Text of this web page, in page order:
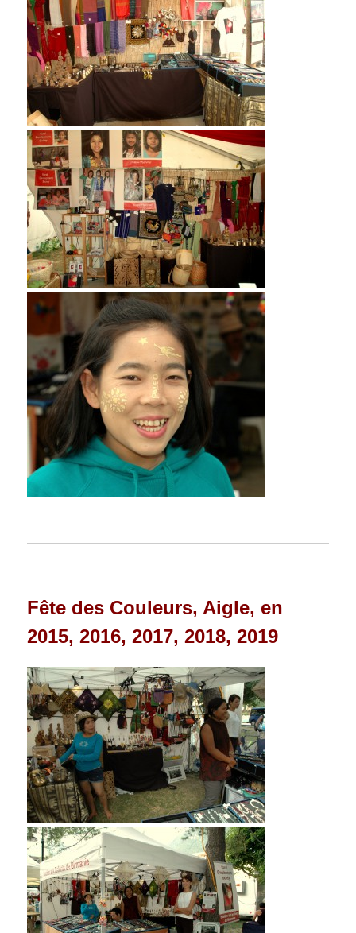
Fête des Couleurs, Aigle, en
2015, 2016, 2017, 2018, 2019